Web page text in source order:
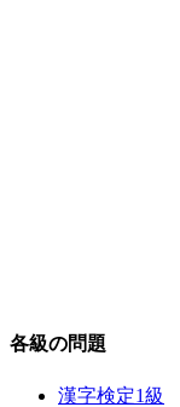
各級の問題
漢字検定1級